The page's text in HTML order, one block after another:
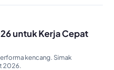
untuk Kerja Cepat
kencang. Simak
2026.